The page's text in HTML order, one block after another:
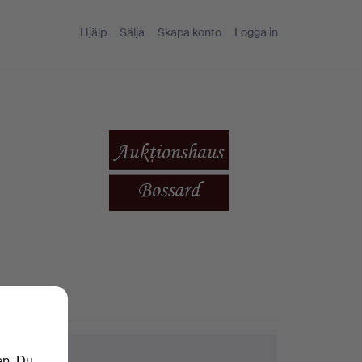
Hjälp Sälja Skapa konto Logga in